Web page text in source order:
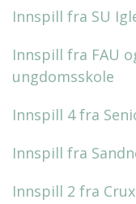
Innspill fra SU
Innspill fra FAU
ungdomsskole
Innspill 4 fra
Innspill fra
Innspill 2 fra